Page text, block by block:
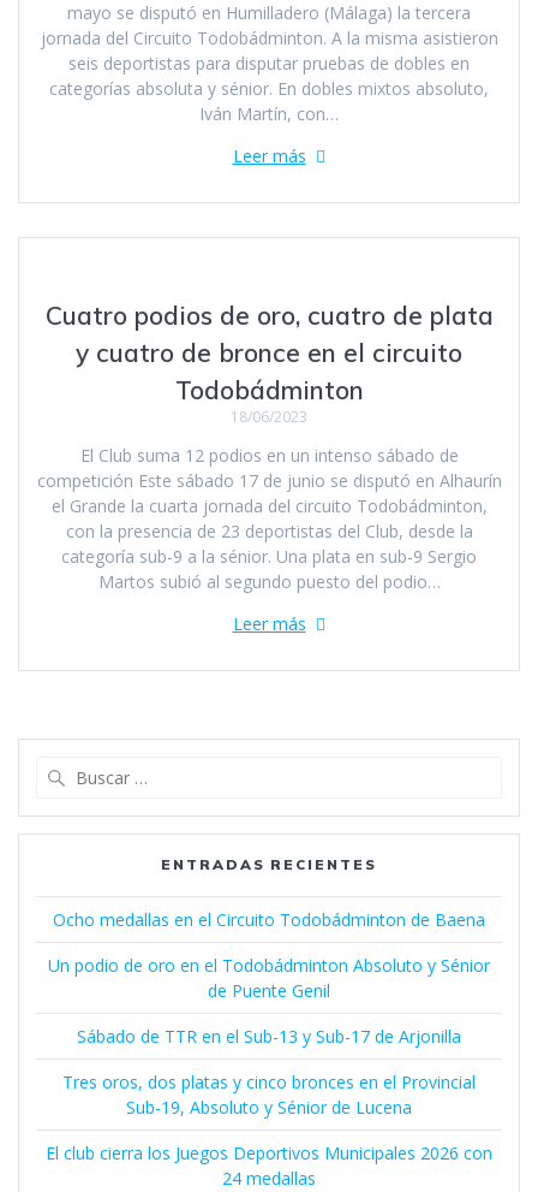
mayo se disputó en Humilladero (Málaga) la tercera
jornada del Circuito Todobádminton. A la misma asistieron
seis deportistas para disputar pruebas de dobles en
categorías absoluta y sénior. En dobles mixtos absoluto,
Iván Martín, con…
Leer más
Cuatro podios de oro, cuatro de plata
y cuatro de bronce en el circuito
Todobádminton
18/06/2023
El Club suma 12 podios en un intenso sábado de
competición Este sábado 17 de junio se disputó en Alhaurín
el Grande la cuarta jornada del circuito Todobádminton,
con la presencia de 23 deportistas del Club, desde la
categoría sub-9 a la sénior. Una plata en sub-9 Sergio
Martos subió al segundo puesto del podio…
Leer más
ENTRADAS RECIENTES
Ocho medallas en el Circuito Todobádminton de Baena
Un podio de oro en el Todobádminton Absoluto y Sénior
de Puente Genil
Sábado de TTR en el Sub-13 y Sub-17 de Arjonilla
Tres oros, dos platas y cinco bronces en el Provincial
Sub-19, Absoluto y Sénior de Lucena
El club cierra los Juegos Deportivos Municipales 2026 con
24 medallas